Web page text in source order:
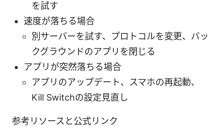
を試す
速度が落ちる場合
別サーバーを試す、プロトコルを変更、バッ
クグラウンドのアプリを閉じる
アプリが突然落ちる場合
アプリのアップデート、スマホの再起動、
Kill Switchの設定見直し
参考リソースと公式リンク